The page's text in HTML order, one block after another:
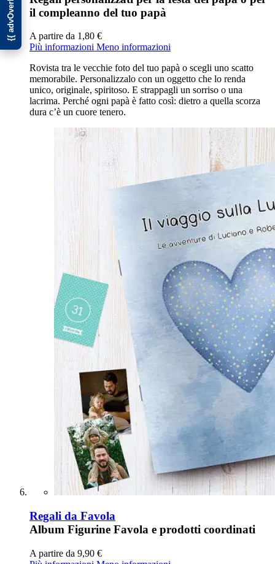
il compleanno del tuo papà
A partire da 1,80 €
Più informazioni Meno informazioni
Rovista tra le vecchie foto del tuo papà o scegli uno scatto
memorabile. Personalizzalo con un oggetto che lo renda
unico, originale, spiritoso. E strappagli un sorriso o una
lacrima. Perché ogni papà è fatto così: dietro a quella scorza
dura c’è un cuore tenero.
Regali da Favola
Album Figurine Favola e prodotti coordinati
A partire da 9,90 €